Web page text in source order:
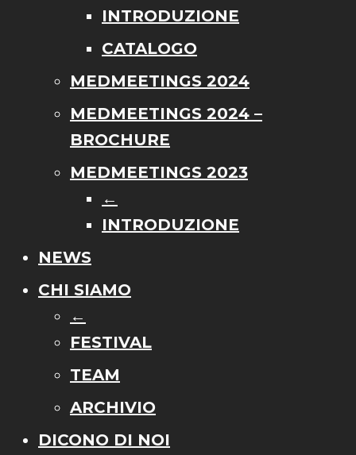
INTRODUZIONE
CATALOGO
MEDMEETINGS 2024
MEDMEETINGS 2024 –
BROCHURE
MEDMEETINGS 2023
←
INTRODUZIONE
NEWS
CHI SIAMO
←
FESTIVAL
TEAM
ARCHIVIO
DICONO DI NOI